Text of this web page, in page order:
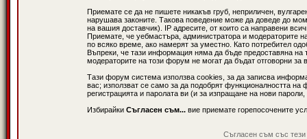
Приемате се да не пишете никакъв груб, неприличен,
нарушава законите. Такова поведение може да доведе до
на вашия доставчик). IP адресите, от които са направени
Приемате, че уебмастъра, администратора и модераторите
по всяко време, ако намерят за уместно. Като потребител
Въпреки, че тази информация няма да бъде предоставяна
модераторите на този форум не могат да бъдат отговорни за
Тази форум система използва cookies, за да записва
вас; използват се само за да подобрят функционалността
регистрацията и паролата ви (и за изпращане на нови
Избирайки Съгласен съм... вие приемате горепосочените
Съгласен съм със